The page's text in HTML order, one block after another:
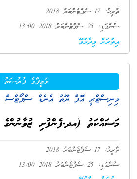
ތާރީޚު: 17 ސެޕްޓެންބަރު 2018
ސުންގަޑި: 25 ސެޕްޓެންބަރު 2018 13:00
އިތުރަށް ވިދާޅުވޭ
ވަޒީފާގެ ފުރުޞަތު
މިނިސްޓްރީ އޮފް ޔޫތު އެންޑް ސްޕޯޓްސް
މަސައްކަތު (އދ.ފެންފުށި ޒުވާނުންގެ
ތާރީޚު: 17 ސެޕްޓެންބަރު 2018
ސުންގަޑި: 25 ސެޕްޓެންބަރު 2018 13:00